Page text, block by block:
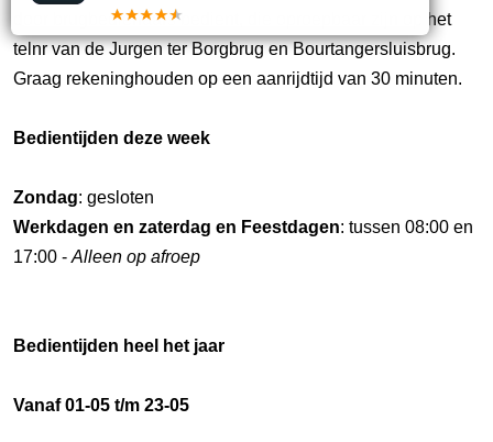
door brugbedienaars bedient, die oproepbaar zijn op het
telnr van de Jurgen ter Borgbrug en Bourtangersluisbrug.
Graag rekeninghouden op een aanrijdtijd van 30 minuten.
Bedientijden deze week
Zondag: gesloten
Werkdagen en zaterdag en Feestdagen: tussen 08:00 en
17:00 - Alleen op afroep
Bedientijden heel het jaar
Vanaf 01-05 t/m 23-05